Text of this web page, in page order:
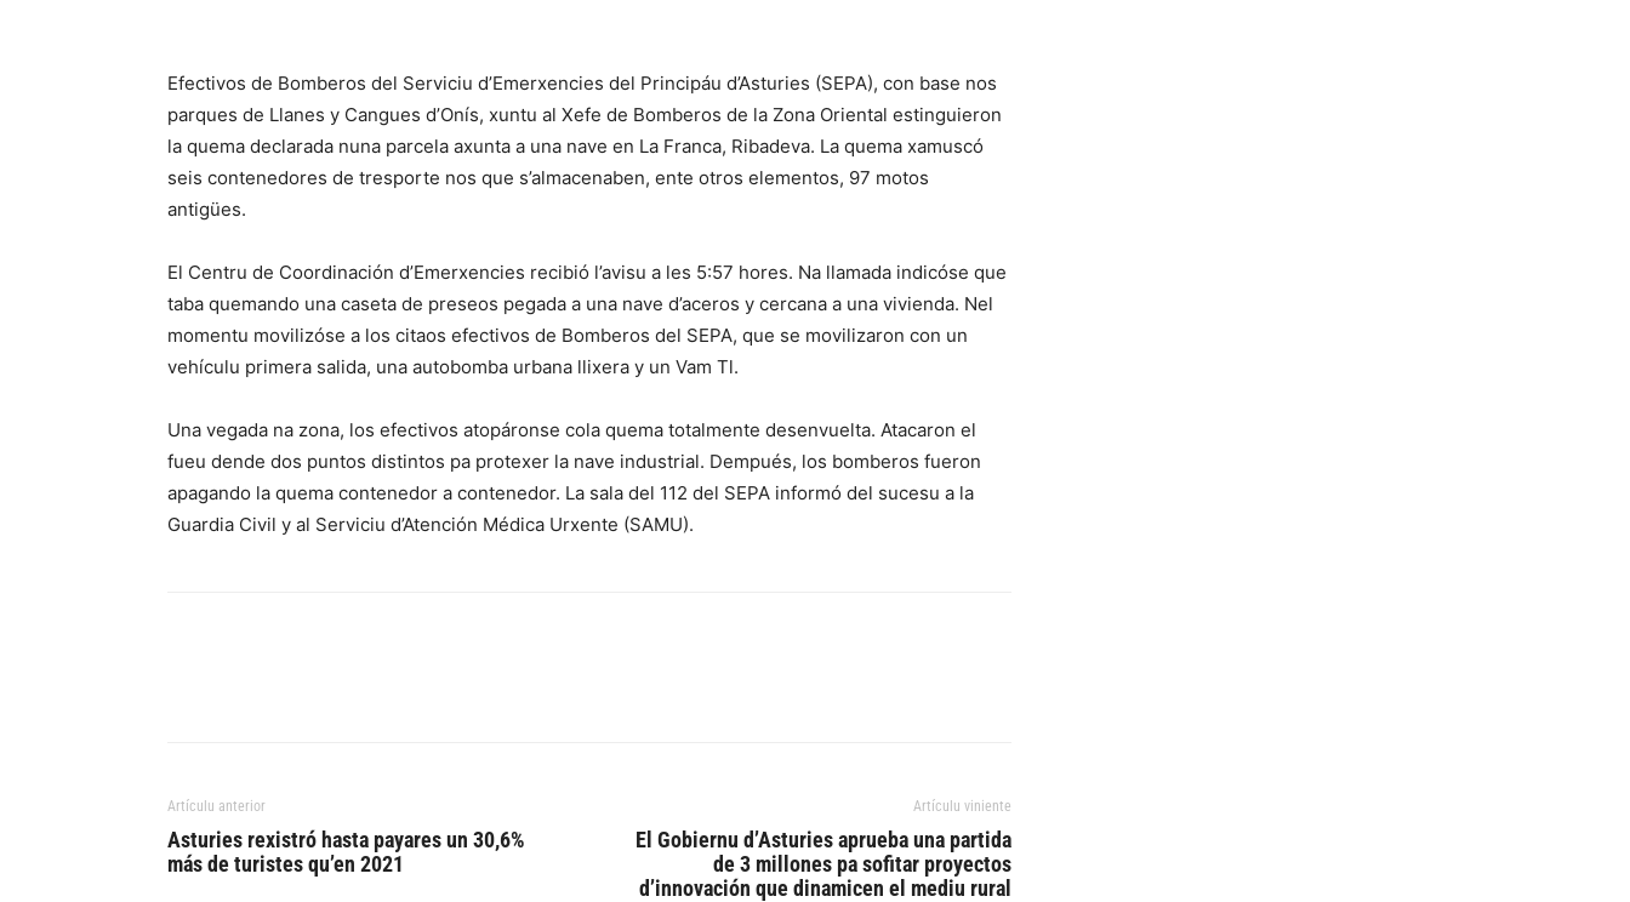
Efectivos de Bomberos del Serviciu d’Emerxencies del Principáu d’Asturies (SEPA), con base nos
parques de Llanes y Cangues d’Onís, xuntu al Xefe de Bomberos de la Zona Oriental estinguieron
la quema declarada nuna parcela axunta a una nave en La Franca, Ribadeva. La quema xamuscó
seis contenedores de tresporte nos que s’almacenaben, ente otros elementos, 97 motos
antigües.
El Centru de Coordinación d’Emerxencies recibió l’avisu a les 5:57 hores. Na llamada indicóse que
taba quemando una caseta de preseos pegada a una nave d’aceros y cercana a una vivienda. Nel
momentu movilizóse a los citaos efectivos de Bomberos del SEPA, que se movilizaron con un
vehículu primera salida, una autobomba urbana llixera y un Vam Tl.
Una vegada na zona, los efectivos atopáronse cola quema totalmente desenvuelta. Atacaron el
fueu dende dos puntos distintos pa protexer la nave industrial. Dempués, los bomberos fueron
apagando la quema contenedor a contenedor. La sala del 112 del SEPA informó del sucesu a la
Guardia Civil y al Serviciu d’Atención Médica Urxente (SAMU).
Artículu anterior
Asturies rexistró hasta payares un 30,6%
más de turistes qu’en 2021
Artículu viniente
El Gobiernu d’Asturies aprueba una partida
de 3 millones pa sofitar proyectos
d’innovación que dinamicen el mediu rural